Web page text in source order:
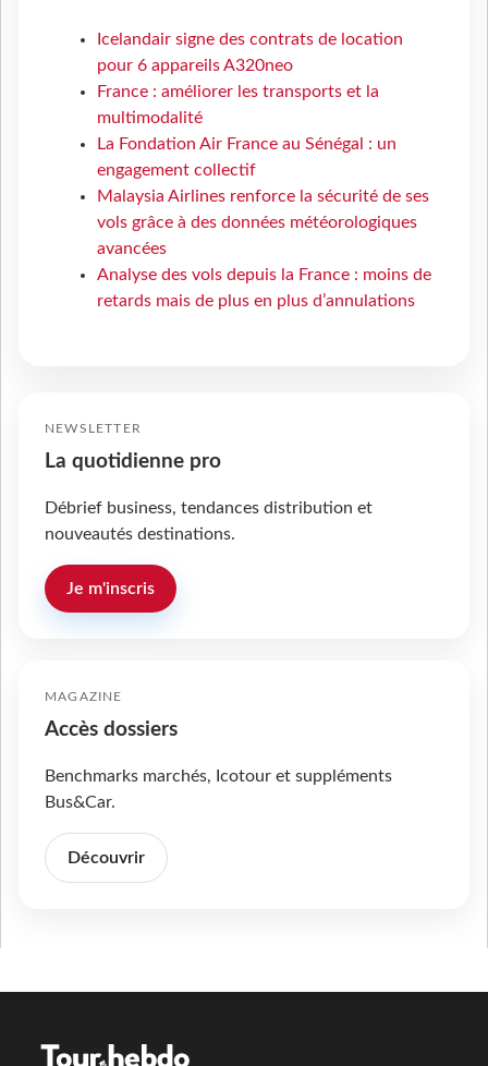
Icelandair signe des contrats de location
pour 6 appareils A320neo
France : améliorer les transports et la
multimodalité
La Fondation Air France au Sénégal : un
engagement collectif
Malaysia Airlines renforce la sécurité de ses
vols grâce à des données météorologiques
avancées
Analyse des vols depuis la France : moins de
retards mais de plus en plus d’annulations
NEWSLETTER
La quotidienne pro
Débrief business, tendances distribution et
nouveautés destinations.
Je m'inscris
MAGAZINE
Accès dossiers
Benchmarks marchés, Icotour et suppléments
Bus&Car.
Découvrir